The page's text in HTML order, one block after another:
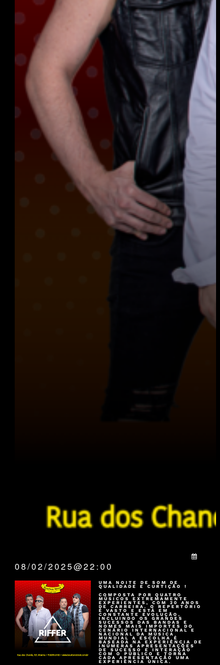
08/02/2025@22:00
UMA NOITE DE SOM DE
QUALIDADE E CURTIÇÃO !
COMPOSTA POR QUATRO
MÚSICOS EXTREMAMENTE
EXPERIENTES, COM 20 ANOS
DE CARREIRA.​ O REPERTÓRIO
É VASTO E ESTÁ EM
CONSTANTE EVOLUÇÃO,
INCLUINDO OS GRANDES
SUCESSOS DAS BANDAS E
NOMES MAIS IMPORTES DO
CENÁRIO INTERNACIONAL E
NACIONAL DA MÚSICA
MUNDIAL A ESCOLHA É
BASEADA NA EXPERIÊNCIA DE
INÚMERAS APRESENTAÇÕES
DE SUCESSO E INTERAÇÃO
COM O PÚBLICO E TORNA
CADA APRESENTAÇÃO UMA
EXPERIÊNCIA ÚNICA.